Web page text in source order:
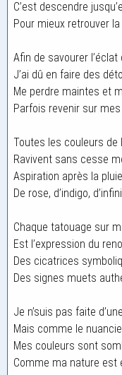
C’est descendre
Pour mieux retrouver
Afin de savourer l’éclat
J’ai dû en faire des
Me perdre maintes et
Parfois revenir sur
Toutes les couleurs de
Ravivent sans cesse
Aspiration après la pluie
De rose, d’indigo, d’infini
Chaque tatouage sur
Est l’expression du
Des cicatrices
Des signes muets
Je n’suis pas faite
Mais comme le
Mes couleurs sont
Comme ma nature est